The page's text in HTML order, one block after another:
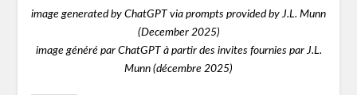
image generated by ChatGPT via prompts provided by J.L. Munn
(December 2025)
image généré par ChatGPT à partir des invites fournies par J.L.
Munn (décembre 2025)